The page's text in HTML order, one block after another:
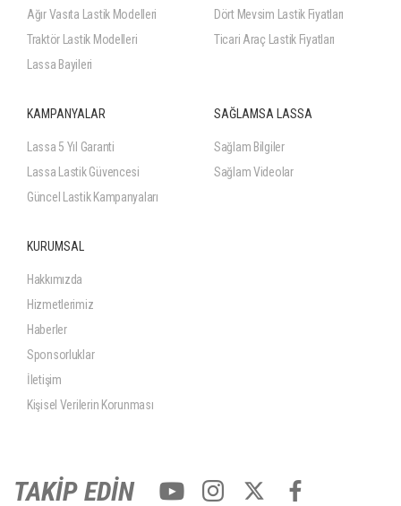
Ağır Vasıta Lastik Modelleri
Traktör Lastik Modelleri
Lassa Bayileri
Dört Mevsim Lastik Fiyatları
Ticari Araç Lastik Fiyatları
KAMPANYALAR
Lassa 5 Yıl Garanti
Lassa Lastik Güvencesi
Güncel Lastik Kampanyaları
SAĞLAMSA LASSA
Sağlam Bilgiler
Sağlam Videolar
KURUMSAL
Hakkımızda
Hizmetlerimiz
Haberler
Sponsorluklar
İletişim
Kişisel Verilerin Korunması
TAKİP EDİN